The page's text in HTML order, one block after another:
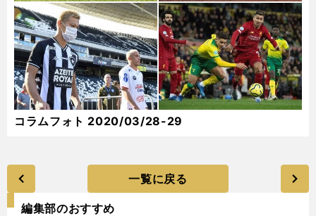
コラムフォト 2020/03/28-29
一覧に戻る
編集部のおすすめ